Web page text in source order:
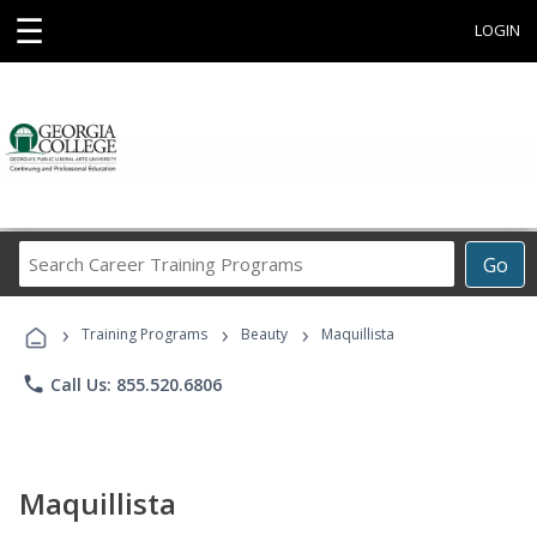
☰ LOGIN
Go
Career
Programs
› Training Programs › Beauty › Maquillista
phone Call Us: 855.520.6806
Maquillista